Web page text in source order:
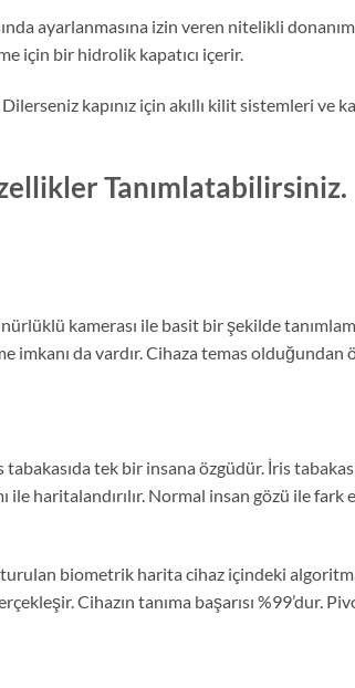
ayarlanmasına izin veren nitelikli
için bir hidrolik kapatıcı içerir.
kapınız için akıllı kilit sistemleri ve
Tanımlatabilirsiniz.
kamerası ile basit bir şekilde
da vardır. Cihaza temas
tek bir insana özgüdür. İris
ile haritalandırılır. Normal insan gözü ile
biometrik harita cihaz içindeki
Cihazın tanıma başarısı %99’dur.